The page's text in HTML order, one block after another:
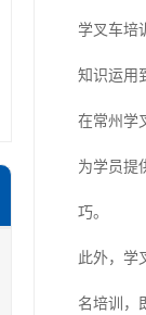
学叉车培
知识运用
在常州学
为学员提
巧。
此外，学
名培训，